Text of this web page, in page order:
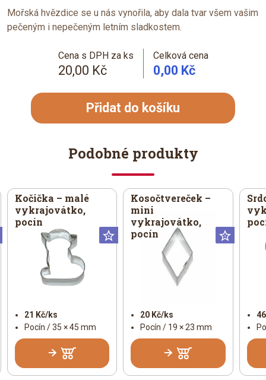
Mořská hvězdice se u nás vynořila, aby dala tvar všem vašim
pečeným i nepečeným letním sladkostem.
Cena s DPH za ks
20,00 Kč
Celková cena
0,00 Kč
Přidat do košíku
Podobné produkty
Universální
Kočička – malé
vykrajovátko,
pocín
21 Kč/ks
Pocín / 35 × 45 mm
Kosočtvereček –
mini
vykrajovátko,
pocín
20 Kč/ks
Pocín / 19 × 23 mm
Universální